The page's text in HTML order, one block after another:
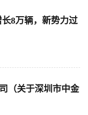
8万辆，新势力过
（关于深圳市中金